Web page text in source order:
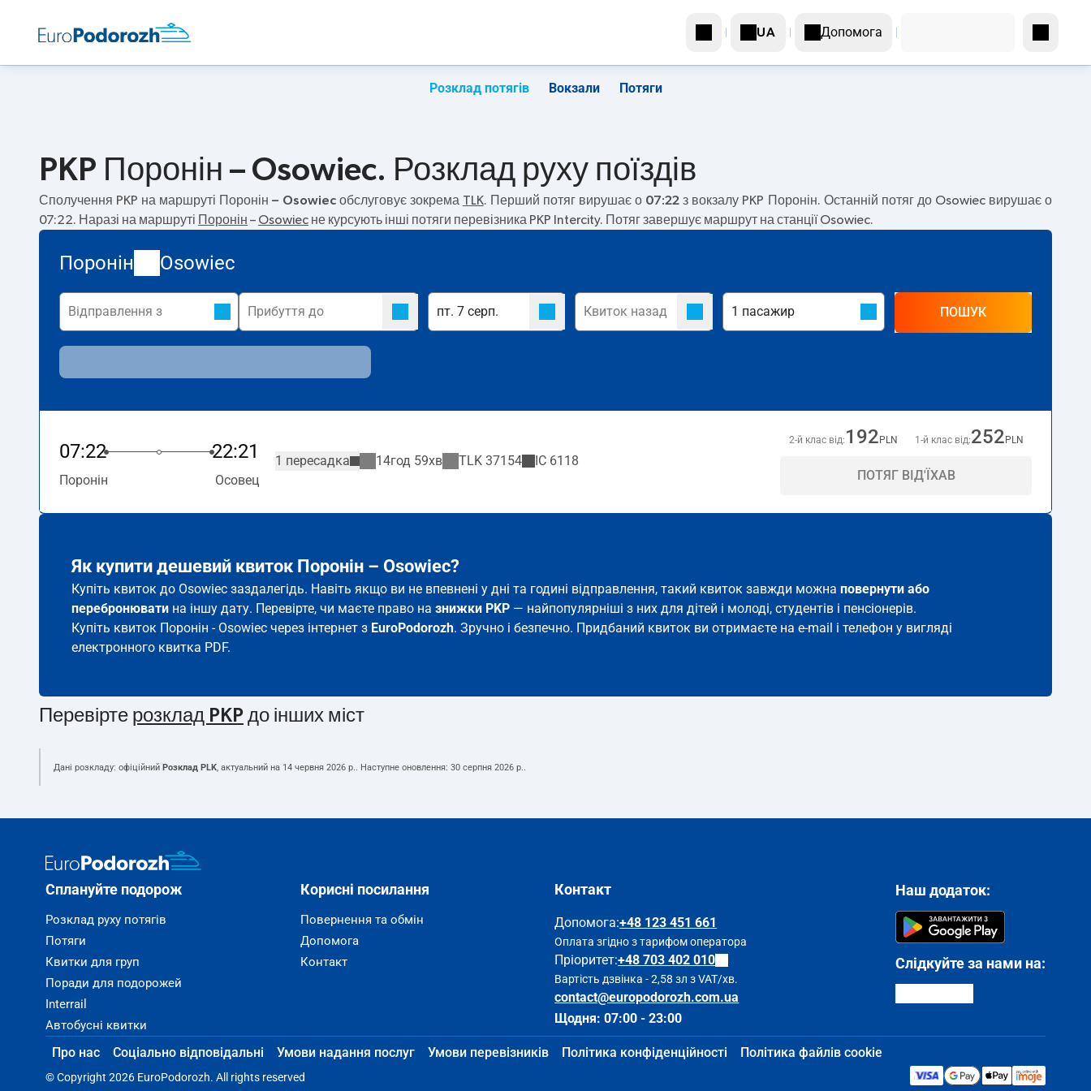
UA Допомога
Розклад потягів Вокзали Потяги
PKP Поронін – Osowiec. Розклад руху поїздів
Сполучення PKP на маршруті Поронін – Osowiecобслуговує зокрема TLK. Перший потяг вирушає о 07:22 з вокзалу PKP Поронін. Останній потяг до Osowiec вирушає о
07:22. Наразі на маршруті Поронін – Osowiec не курсують інші потяги перевізника PKP Intercity. Потяг завершує маршрут на станції Osowiec.
Поронін Osowiec
ПОШУК
07:22 22:21
Поронін Осовец
1 пересадка 14год 59хв TLK 37154 IC 6118
2-й клас від: 192 PLN 1-й клас від:252 PLN
ПОТЯГ ВІД'ЇХАВ
Як купити дешевий квиток Поронін – Osowiec?
Купіть квиток до Osowiec заздалегідь. Навіть якщо ви не впевнені у дні та годині відправлення, такий квиток завжди можна повернути або
перебронювати на іншу дату. Перевірте, чи маєте право на знижки PKP — найпопулярніші з них для дітей і молоді, студентів і пенсіонерів.
Купіть квиток Поронін - Osowiec через інтернет з EuroPodorozh. Зручно і безпечно. Придбаний квиток ви отримаєте на e-mail і телефон у вигляді
електронного квитка PDF.
Перевірте розклад PKP до інших міст
Дані розкладу: офіційний Розклад PLK, актуальний на 14 червня 2026 р.. Наступне оновлення: 30 серпня 2026 р..
Сплануйте подорож
Розклад руху потягів
Потяги
Квитки для груп
Поради для подорожей
Interrail
Автобусні квитки
Корисні посилання
Повернення та обмін
Допомога
Контакт
Контакт
Допомога:+48 123 451 661
Оплата згідно з тарифом оператора
Пріоритет:+48 703 402 010
Вартість дзвінка - 2,58 зл з VAT/хв.
contact@europodorozh.com.ua
Щодня: 07:00 - 23:00
Наш додаток:
Слідкуйте за нами на:
Про нас Соціально відповідальні Умови надання послуг Умови перевізників Політика конфіденційності Політика файлів cookie
© Copyright 2026 EuroPodorozh. All rights reserved